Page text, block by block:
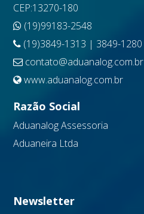
CEP:13270-180
(19)99183-2548
(19)3849-1313 | 3849-1280
contato@aduanalog.com.br
www.aduanalog.com.br
Razão Social
Aduanalog Assessoria
Aduaneira Ltda
Newsletter